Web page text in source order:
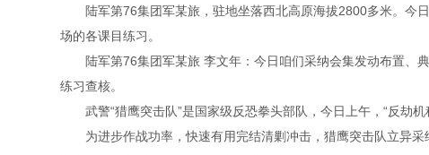
陆军第76集团军某旅，驻地坐落西北高原海拔2800多米。今日
场的各课目练习。
陆军第76集团军某旅 李文年：今日咱们采纳会集发动布置、典
练习查核。
武警“猎鹰突击队”是国家级反恐拳头部队，今日上午，“反劫机
为进步作战功率，快速有用完结清剿冲击，猎鹰突击队立异采